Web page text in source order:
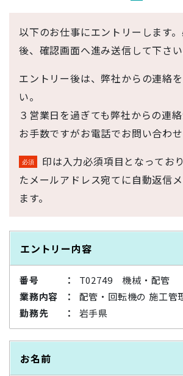
以下のお仕事にエントリーします
後、確認画面へ進み送信して下さい
エントリー後は、弊社からの連絡
い。
３営業日を過ぎても弊社からの連絡
お手数ですがお電話でお問い合わせ
印は入力必須項目となってお
たメールアドレス宛てに自動返信
ます。
エントリー内容
番号
T02749 機械・配管
業務内容
配管・回転機の 施工管
勤務先
岩手県
お名前